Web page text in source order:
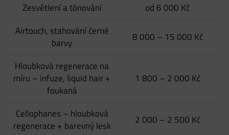
Zesvětlení a tónování
od 6 000 Kč
Airtouch, stahování černé
barvy
8 000 – 15 000 Kč
Hloubková regenerace na
míru – infuze, liquid hair +
foukaná
1 800 – 2 000 Kč
Cellophanes – hloubková
regenerace + barevný lesk
2 000 – 2 500 Kč